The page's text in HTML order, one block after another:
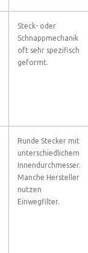
Steck- oder
Schnappmechanik
oft sehr spezifisch
geformt.
Runde Stecker mit
unterschiedlichem
Innendurchmesser.
Manche Hersteller
nutzen
Einwegfilter.